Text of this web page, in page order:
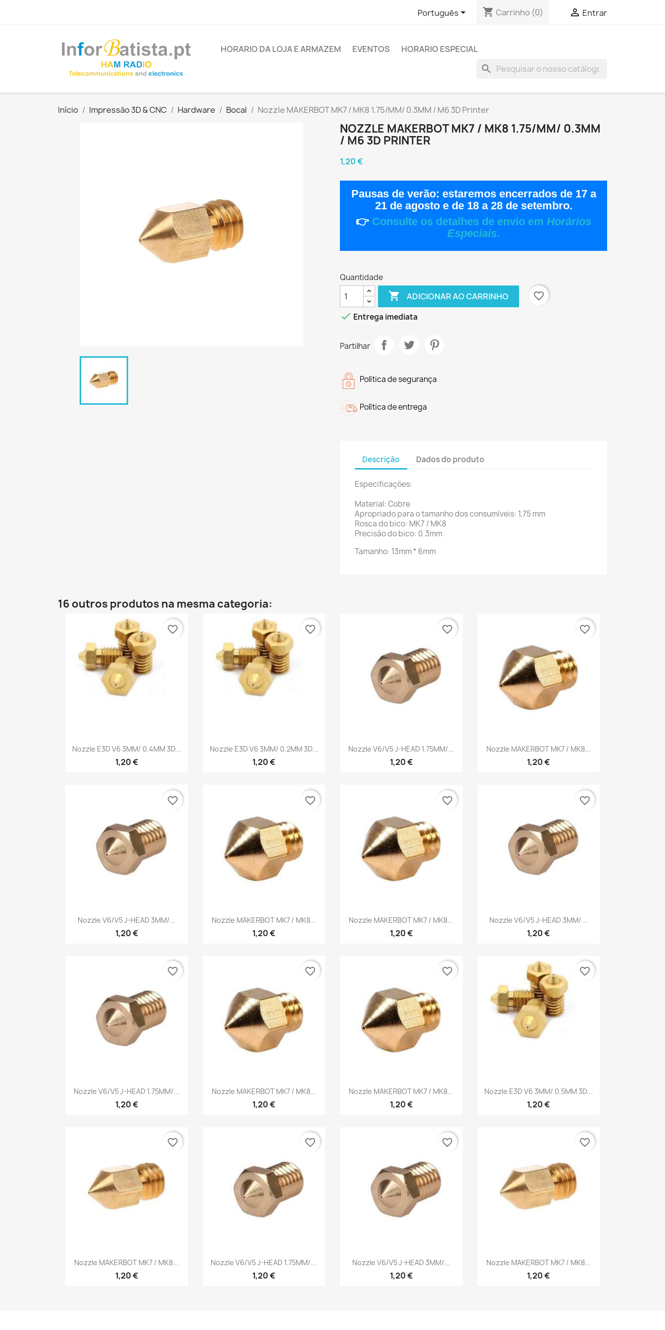
Português shopping_cart Carrinho (0)  Entrar
HORARIO DA LOJA E ARMAZEM EVENTOS HORARIO ESPECIAL
search
Início Impressão 3D & CNC Hardware Bocal Nozzle MAKERBOT MK7 / MK8 1.75/MM/ 0.3MM / M6 3D Printer
NOZZLE MAKERBOT MK7 / MK8 1.75/MM/ 0.3MM
/ M6 3D PRINTER
1,20 €
Pausas de verão: estaremos encerrados de 17 a
21 de agostoe de 18 a 28 de setembro.
👉 Consulte os detalhes de envio em Horários
Especiais.
Quantidade
 ADICIONAR AO CARRINHO
favorite_border
 Entrega imediata
Partilhar
Política de segurança
Política de entrega
Descrição Dados do produto
Especificações:
Material: Cobre
Apropriado para o tamanho dos consumíveis: 1,75 mm
Rosca do bico: MK7 / MK8
Precisão do bico: 0.3mm
Tamanho: 13mm * 6mm
16 outros produtos na mesma categoria:
Vista rápida
Nozzle E3D V6 3MM/ 0.4MM 3D...
1,20 €
favorite_border
Vista rápida
Nozzle E3D V6 3MM/ 0.2MM 3D...
1,20 €
favorite_border
Vista rápida
Nozzle V6/V5 J-HEAD 1.75MM/...
1,20 €
favorite_border
Vista rápida
Nozzle MAKERBOT MK7 / MK8...
1,20 €
favorite_border
Vista rápida
Nozzle V6/V5 J-HEAD 3MM/...
1,20 €
favorite_border
Vista rápida
Nozzle MAKERBOT MK7 / MK8...
1,20 €
favorite_border
Vista rápida
Nozzle MAKERBOT MK7 / MK8...
1,20 €
favorite_border
Vista rápida
Nozzle V6/V5 J-HEAD 3MM/...
1,20 €
favorite_border
Vista rápida
Nozzle V6/V5 J-HEAD 1.75MM/...
1,20 €
favorite_border
Vista rápida
Nozzle MAKERBOT MK7 / MK8...
1,20 €
favorite_border
Vista rápida
Nozzle MAKERBOT MK7 / MK8...
1,20 €
favorite_border
Vista rápida
Nozzle E3D V6 3MM/ 0.5MM 3D...
1,20 €
favorite_border
Vista rápida
Nozzle MAKERBOT MK7 / MK8...
1,20 €
favorite_border
Vista rápida
Nozzle V6/V5 J-HEAD 1.75MM/...
1,20 €
favorite_border
Vista rápida
Nozzle V6/V5 J-HEAD 3MM/...
1,20 €
favorite_border
Vista rápida
Nozzle MAKERBOT MK7 / MK8...
1,20 €
favorite_border